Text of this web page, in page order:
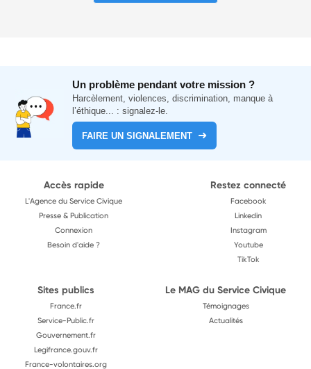
Un problème pendant votre mission ?
Harcèlement, violences, discrimination, manque à
l’éthique... : signalez-le.
FAIRE UN SIGNALEMENT
Accès rapide
L'Agence du Service Civique
Presse & Publication
Connexion
Besoin d'aide ?
Restez connecté
Facebook
Linkedin
Instagram
Youtube
TikTok
Sites publics
France.fr
Service-Public.fr
Gouvernement.fr
Legifrance.gouv.fr
France-volontaires.org
Le MAG du Service Civique
Témoignages
Actualités